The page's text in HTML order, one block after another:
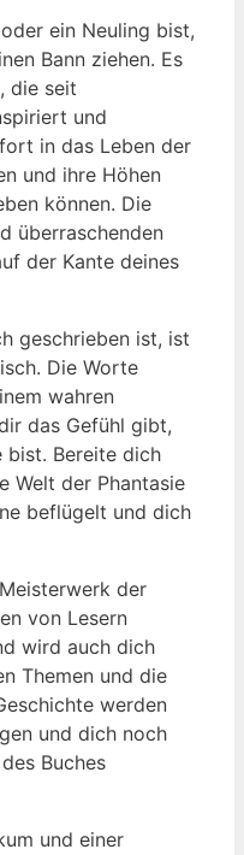
⁣ein ⁤Neuling bist,
Bann ziehen. Es
die seit
und⁣
in das Leben⁢ der
und ihre​ Höhen
können.​ Die⁤
überraschenden
der Kante⁣ deines
geschrieben ist, ist⁢
Die Worte
wahren
‌das Gefühl gibt,
bist. Bereite ⁢dich
Welt der Phantasie
beflügelt und dich‌
der
von​ Lesern
wird auch ⁣dich
⁣Themen‍ und die
werden
und dich noch
Buches
und‍ einer